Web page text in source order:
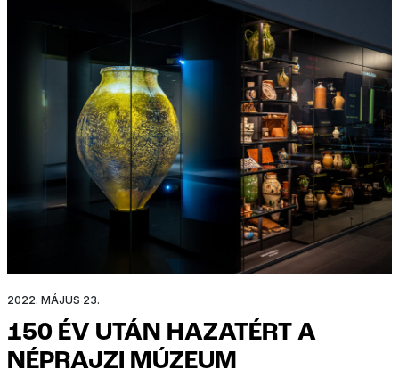
benneteket. Júniusi fesztiválok Budapesten az
egész családnak!
2022. MÁJUS 23.
150 ÉV UTÁN HAZATÉRT A
NÉPRAJZI MÚZEUM